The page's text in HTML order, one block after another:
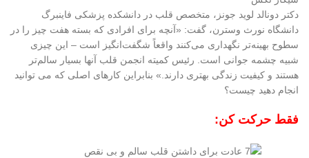
دکتر دونالد لوید جونز، متخصص قلب در دانشکده پزشکی فاینبرگ
دانشگاه نورث وسترن، گفت: «آنچه برای افرادی که بسته هفت چیز را در
سطوح بهینه‌تر نگهداری می‌کنند واقعاً شگفت‌انگیز است – این چیزی
شبیه چشمه جوانی است. رئیس کمیته انجمن قلب آنها بسیار سالم‌تر
هستند و کیفیت زندگی بهتری دارند.» بنابراین کارهای اصلی که می توانید
انجام دهید چیست؟
فقط حرکت کن: